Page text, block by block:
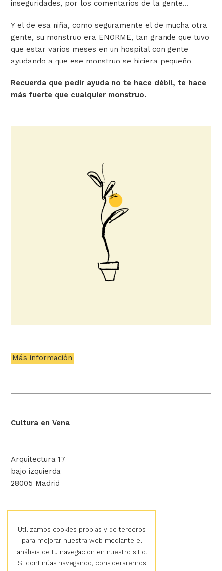
inseguridades, por los comentarios de la gente…
Y el de esa niña, como seguramente el de mucha otra
gente, su monstruo era ENORME, tan grande que tuvo
que estar varios meses en un hospital con gente
ayudando a que ese monstruo se hiciera pequeño.
Recuerda que pedir ayuda no te hace débil, te hace
más fuerte que cualquier monstruo.
Más información
Cultura en Vena
Arquitectura 17
bajo izquierda
28005 Madrid
Aviso legal
Política de privacidad
Utilizamos cookies propias y de terceros
para mejorar nuestra web mediante el
análisis de tu navegación en nuestro sitio.
Si continúas navegando, consideraremos